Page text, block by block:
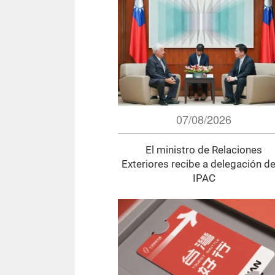
07/08/2026
El ministro de Relaciones
Exteriores recibe a delegación
IPAC